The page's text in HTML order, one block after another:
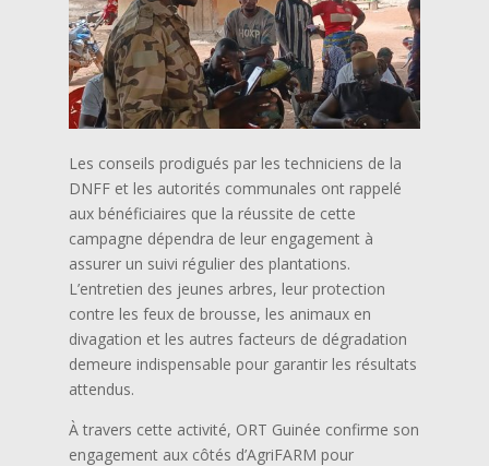
Les conseils prodigués par les techniciens de la
DNFF et les autorités communales ont rappelé
aux bénéficiaires que la réussite de cette
campagne dépendra de leur engagement à
assurer un suivi régulier des plantations.
L’entretien des jeunes arbres, leur protection
contre les feux de brousse, les animaux en
divagation et les autres facteurs de dégradation
demeure indispensable pour garantir les résultats
attendus.
À travers cette activité, ORT Guinée confirme son
engagement aux côtés d’AgriFARM pour